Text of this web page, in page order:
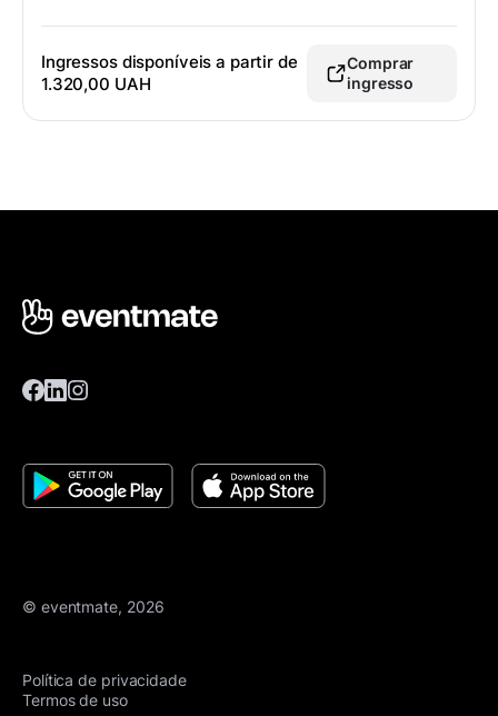
Ingressos disponíveis a partir de
1.320,00 UAH
Comprar
ingresso
© eventmate, 2026
Política de privacidade
Termos de uso